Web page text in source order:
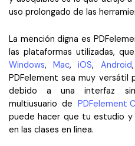
uso prolongado de las
La mención digna es
las plataformas utilizadas,
Windows,Mac,iOS, Android
PDFelement sea muy versátil
debido a una interfaz
multiusuario de PDFelement
puede hacer que tu estudio
en las clases en línea.